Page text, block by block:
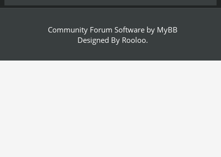
Community Forum Software by MyBB
Designed By Rooloo.